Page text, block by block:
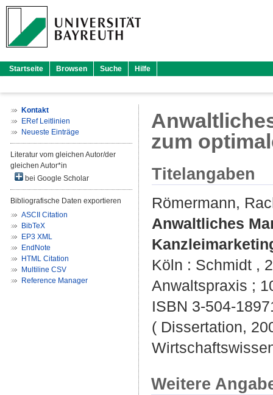
Startseite Browsen Suche Hilfe
Kontakt
ERef Leitlinien
Neueste Einträge
Literatur vom gleichen Autor/der
gleichen Autor*in
bei Google Scholar
Bibliografische Daten exportieren
ASCII Citation
BibTeX
EP3 XML
EndNote
HTML Citation
Multiline CSV
Reference Manager
zum
Titelangaben
Römermann,
Anwaltliches
Köln : Schmidt ,
Anwaltspraxis ;
ISBN 3-504-
( Dissertation,
Weitere